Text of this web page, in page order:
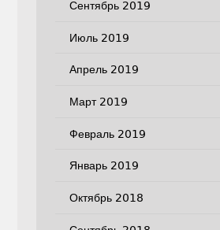
Сентябрь 2019
Июль 2019
Апрель 2019
Март 2019
Февраль 2019
Январь 2019
Октябрь 2018